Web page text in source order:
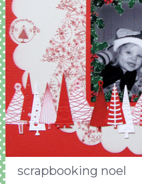
scrapbooking noel